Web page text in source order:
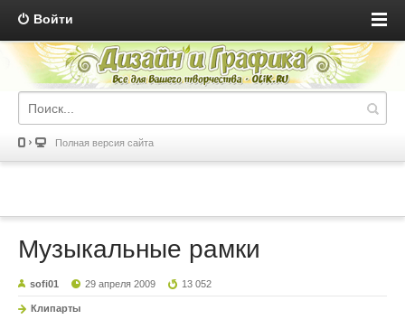
Войти
Полная версия сайта
Музыкальные рамки
sofi01 29 апреля 2009 13 052
Клипарты